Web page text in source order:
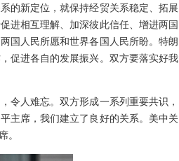
的新定位，就保持经贸关系稳定、拓展
进相互理解、加深彼此信任、增进两国
国人民所愿和世界各国人民所盼。特朗
促进各自的发展振兴。双方要落实好我
令人难忘。双方形成一系列重要共识，
主席，我们建立了良好的关系。美中关
。